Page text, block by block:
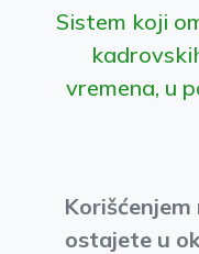
Sistem koji
vremena, u
ostajete u